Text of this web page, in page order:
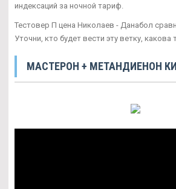
индексаций за ночной тариф.
Тестовер П цена Николаев - Данабол
Уточни, кто будет вести эту ветку, какова
МАСТЕРОН + МЕТАНДИЕНОН